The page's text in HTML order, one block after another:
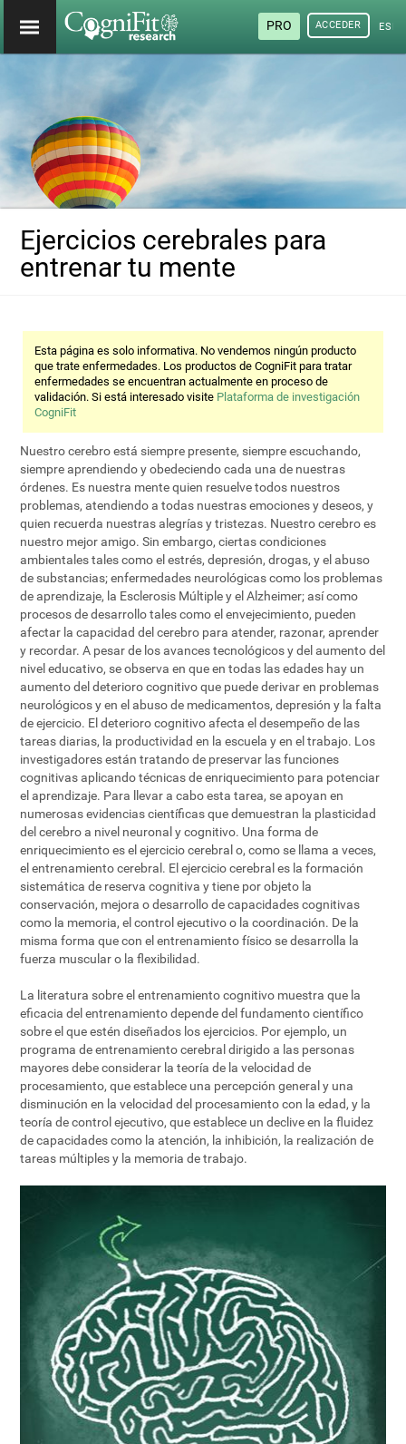
PRO ACCEDER
Ejercicios cerebrales para
entrenar tu mente
Esta página es solo informativa. No vendemos ningún producto
que trate enfermedades. Los productos de CogniFit para tratar
enfermedades se encuentran actualmente en proceso de
validación. Si está interesado visite Plataforma de investigación
CogniFit
Nuestro cerebro está siempre presente, siempre escuchando,
siempre aprendiendo y obedeciendo cada una de nuestras
órdenes. Es nuestra mente quien resuelve todos nuestros
problemas, atendiendo a todas nuestras emociones y deseos, y
quien recuerda nuestras alegrías y tristezas. Nuestro cerebro es
nuestro mejor amigo. Sin embargo, ciertas condiciones
ambientales tales como el estrés, depresión, drogas, y el abuso
de substancias; enfermedades neurológicas como los problemas
de aprendizaje, la Esclerosis Múltiple y el Alzheimer; así como
procesos de desarrollo tales como el envejecimiento, pueden
afectar la capacidad del cerebro para atender, razonar, aprender
y recordar. A pesar de los avances tecnológicos y del aumento del
nivel educativo, se observa en que en todas las edades hay un
aumento del deterioro cognitivo que puede derivar en problemas
neurológicos y en el abuso de medicamentos, depresión y la falta
de ejercicio. El deterioro cognitivo afecta el desempeño de las
tareas diarias, la productividad en la escuela y en el trabajo. Los
investigadores están tratando de preservar las funciones
cognitivas aplicando técnicas de enriquecimiento para potenciar
el aprendizaje. Para llevar a cabo esta tarea, se apoyan en
numerosas evidencias científicas que demuestran la plasticidad
del cerebro a nivel neuronal y cognitivo. Una forma de
enriquecimiento es el ejercicio cerebral o, como se llama a veces,
el entrenamiento cerebral. El ejercicio cerebral es la formación
sistemática de reserva cognitiva y tiene por objeto la
conservación, mejora o desarrollo de capacidades cognitivas
como la memoria, el control ejecutivo o la coordinación. De la
misma forma que con el entrenamiento físico se desarrolla la
fuerza muscular o la flexibilidad.
La literatura sobre el entrenamiento cognitivo muestra que la
eficacia del entrenamiento depende del fundamento científico
sobre el que estén diseñados los ejercicios. Por ejemplo, un
programa de entrenamiento cerebral dirigido a las personas
mayores debe considerar la teoría de la velocidad de
procesamiento, que establece una percepción general y una
disminución en la velocidad del procesamiento con la edad, y la
teoría de control ejecutivo, que establece un declive en la fluidez
de capacidades como la atención, la inhibición, la realización de
tareas múltiples y la memoria de trabajo.